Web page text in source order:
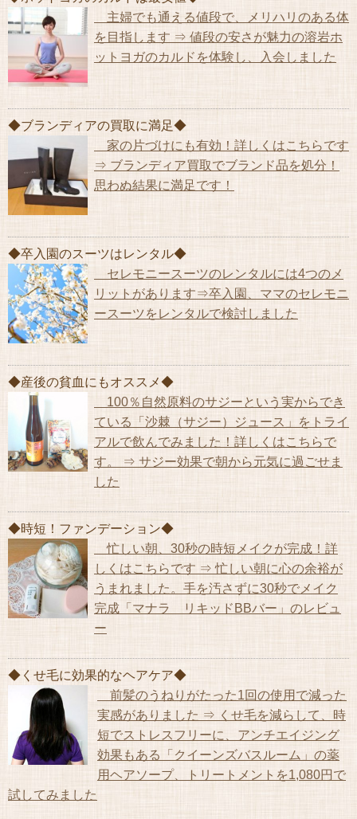
主婦でも通える値段で、メリハリのある体
を目指します ⇒ 値段の安さが魅力の溶岩ホ
ットヨガのカルドを体験し、入会しました
◆ブランディアの買取に満足◆
家の片づけにも有効！詳しくはこちらです
⇒ ブランディア買取でブランド品を処分！
思わぬ結果に満足です！
◆卒入園のスーツはレンタル◆
セレモニースーツのレンタルには4つのメ
リットがあります⇒卒入園、ママのセレモニ
ースーツをレンタルで検討しました
◆産後の貧血にもオススメ◆
100％自然原料のサジーという実からでき
ている「沙棘（サジー）ジュース」をトライ
アルで飲んでみました！詳しくはこちらで
す。 ⇒ サジー効果で朝から元気に過ごせま
した
◆時短！ファンデーション◆
忙しい朝、30秒の時短メイクが完成！詳
しくはこちらです ⇒ 忙しい朝に心の余裕が
うまれました。手を汚さずに30秒でメイク
完成「マナラ リキッドBBバー」のレビュ
ー
◆くせ毛に効果的なヘアケア◆
前髪のうねりがたった1回の使用で減った
実感がありました ⇒ くせ毛を減らして、時
短でストレスフリーに、アンチエイジング
効果もある「クイーンズバスルーム」の薬
用ヘアソープ、トリートメントを1,080円で
試してみました